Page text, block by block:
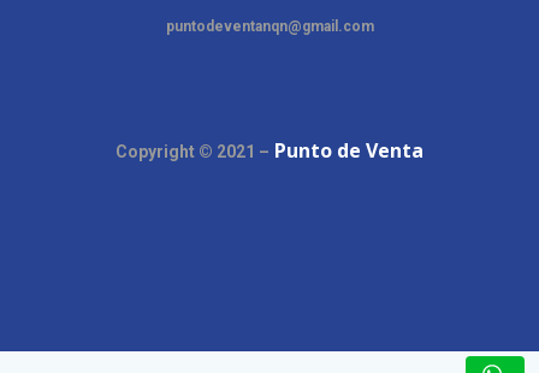
puntodeventanqn@gmail.com
Copyright © 2021 – Punto de Venta